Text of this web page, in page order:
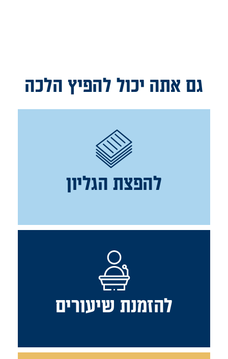
גם אתה יכול להפיץ הלכה
להפצת הגליון
להזמנת שיעורים